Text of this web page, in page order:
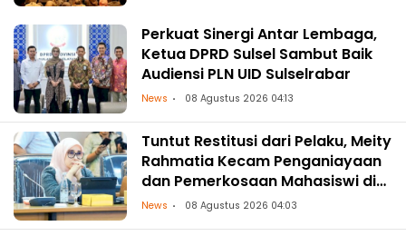
Perkuat Sinergi Antar Lembaga,
Ketua DPRD Sulsel Sambut Baik
Audiensi PLN UID Sulselrabar
News 08 Agustus 2026 04:13
Tuntut Restitusi dari Pelaku, Meity
Rahmatia Kecam Penganiayaan
dan Pemerkosaan Mahasiswi di
Makassar
News 08 Agustus 2026 04:03